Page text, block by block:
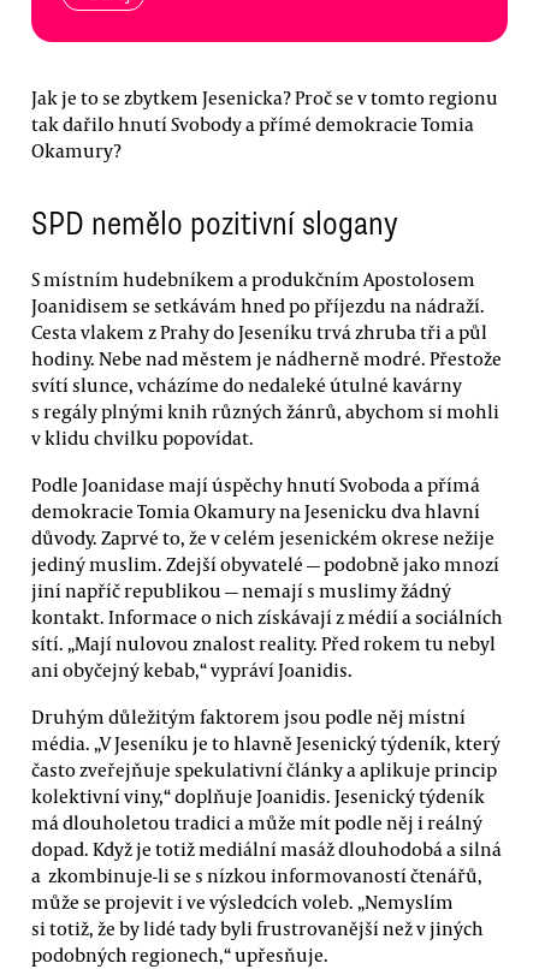
Jak je to se zbytkem Jesenicka? Proč se v tomto regionu
tak dařilo hnutí Svobody a přímé demokracie Tomia
Okamury?
SPD nemělo pozitivní slogany
S místním hudebníkem a produkčním Apostolosem
Joanidisem se setkávám hned po příjezdu na nádraží.
Cesta vlakem z Prahy do Jeseníku trvá zhruba tři a půl
hodiny. Nebe nad městem je nádherně modré. Přestože
svítí slunce, vcházíme do nedaleké útulné kavárny
s regály plnými knih různých žánrů, abychom si mohli
v klidu chvilku popovídat.
Podle Joanidase mají úspěchy hnutí Svoboda a přímá
demokracie Tomia Okamury na Jesenicku dva hlavní
důvody. Zaprvé to, že v celém jesenickém okrese nežije
jediný muslim. Zdejší obyvatelé — podobně jako mnozí
jiní napříč republikou — nemají s muslimy žádný
kontakt. Informace o nich získávají z médií a sociálních
sítí. „Mají nulovou znalost reality. Před rokem tu nebyl
ani obyčejný kebab,“ vypráví Joanidis.
Druhým důležitým faktorem jsou podle něj místní
média. „V Jeseníku je to hlavně Jesenický týdeník, který
často zveřejňuje spekulativní články a aplikuje princip
kolektivní viny,“ doplňuje Joanidis. Jesenický týdeník
má dlouholetou tradici a může mít podle něj i reálný
dopad. Když je totiž mediální masáž dlouhodobá a silná
a zkombinuje-li se s nízkou informovaností čtenářů,
může se projevit i ve výsledcích voleb. „Nemyslím
si totiž, že by lidé tady byli frustrovanější než v jiných
podobných regionech,“ upřesňuje.